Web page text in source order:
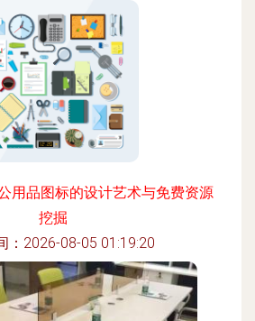
用品图标的设计艺术与免费资源
挖掘
：2026-08-05 01:19:20